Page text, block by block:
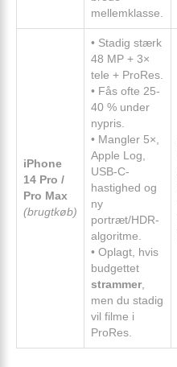
mellemklasse.
iPhone
14 Pro /
Pro Max
(brugtkøb)
• Stadig stærk
48 MP + 3×
tele + ProRes.
• Fås ofte 25-
40 % under
nypris.
• Mangler 5×,
Apple Log,
USB-C-
hastighed og
ny
portræt/HDR-
algoritme.
• Oplagt, hvis
budgettet
strammer
men du stadig
vil filme i
ProRes.